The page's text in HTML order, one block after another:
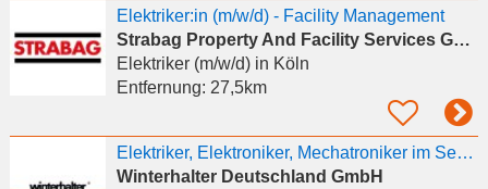
Elektriker:in (m/w/d) - Facility Management
Strabag Property And Facility Services Gmbh
Elektriker (m/w/d)in Köln
Entfernung: 27,5km
Elektriker, Elektroniker, Mechatroniker im Service (w/m/d) - Großraum Köln
Winterhalter Deutschland GmbH